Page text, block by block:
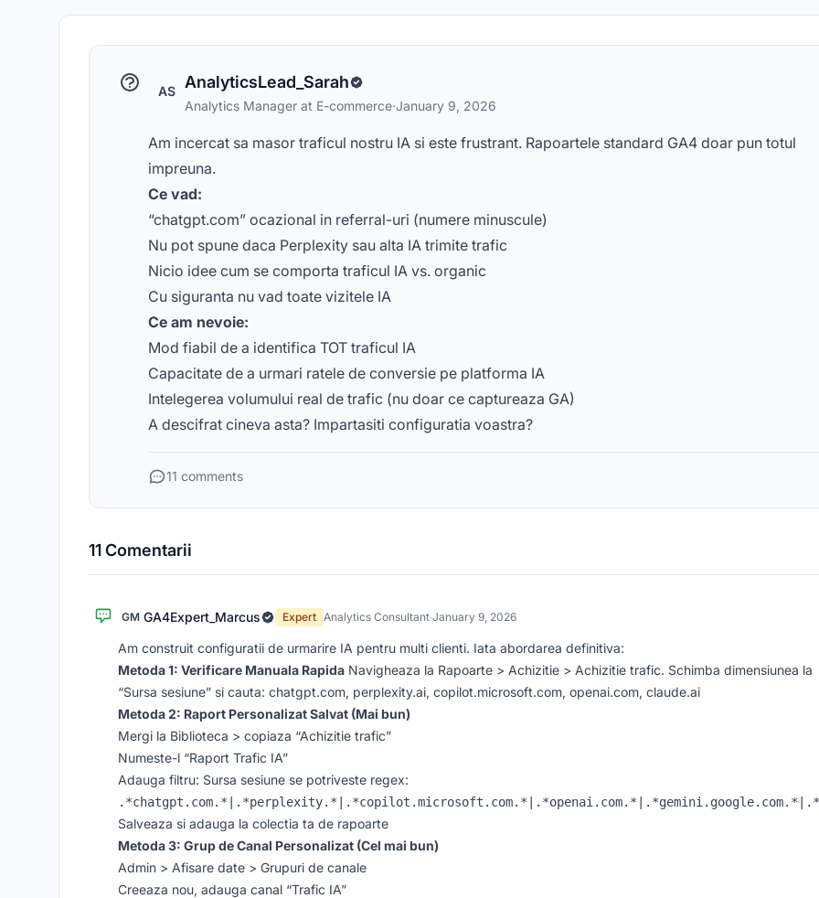
AS AnalyticsLead_Sarah
Analytics Manager at E-commerce·January 9, 2026
Am incercat sa masor traficul nostru IA si este frustrant. Rapoartele standard GA4 doar pun totul
impreuna.
Ce vad:
“chatgpt.com” ocazional in referral-uri (numere minuscule)
Nu pot spune daca Perplexity sau alta IA trimite trafic
Nicio idee cum se comporta traficul IA vs. organic
Cu siguranta nu vad toate vizitele IA
Ce am nevoie:
Mod fiabil de a identifica TOT traficul IA
Capacitate de a urmari ratele de conversie pe platforma IA
Intelegerea volumului real de trafic (nu doar ce captureaza GA)
A descifrat cineva asta? Impartasiti configuratia voastra?
11 comments
11 Comentarii
GM GA4Expert_Marcus Expert Analytics Consultant·January 9, 2026
Am construit configuratii de urmarire IA pentru multi clienti. Iata abordarea definitiva:
Metoda 1: Verificare Manuala Rapida Navigheaza la Rapoarte > Achizitie > Achizitie trafic. Schimba dimensiunea la
“Sursa sesiune” si cauta: chatgpt.com, perplexity.ai, copilot.microsoft.com, openai.com, claude.ai
Metoda 2: Raport Personalizat Salvat (Mai bun)
Mergi la Biblioteca > copiaza “Achizitie trafic”
Numeste-l “Raport Trafic IA”
Adauga filtru: Sursa sesiune se potriveste regex:
Salveaza si adauga la colectia ta de rapoarte
Metoda 3: Grup de Canal Personalizat (Cel mai bun)
Admin > Afisare date > Grupuri de canale
Creeaza nou, adauga canal “Trafic IA”